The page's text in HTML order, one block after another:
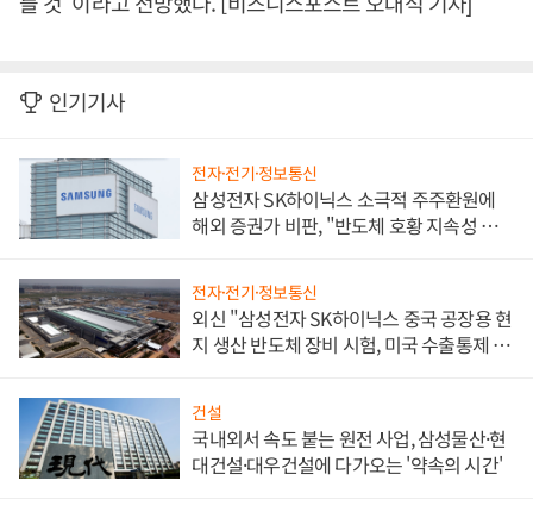
인기기사
전자·전기·정보통신
삼성전자 SK하이닉스 소극적 주주환원에
해외 증권가 비판, "반도체 호황 지속성 의
전자·전기·정보통신
외신 "삼성전자 SK하이닉스 중국 공장용 현
지 생산 반도체 장비 시험, 미국 수출통제 대
건설
국내외서 속도 붙는 원전 사업, 삼성물산·현
대건설·대우건설에 다가오는 '약속의 시간'